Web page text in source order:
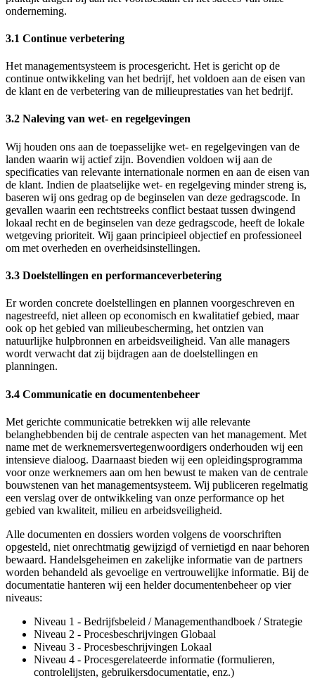
onderneming.
3.1 Continue verbetering
Het managementsysteem is procesgericht. Het is gericht op de
continue ontwikkeling van het bedrijf, het voldoen aan de eisen van
de klant en de verbetering van de milieuprestaties van het bedrijf.
3.2 Naleving van wet- en regelgevingen
Wij houden ons aan de toepasselijke wet- en regelgevingen van de
landen waarin wij actief zijn. Bovendien voldoen wij aan de
specificaties van relevante internationale normen en aan de eisen van
de klant. Indien de plaatselijke wet- en regelgeving minder streng is,
baseren wij ons gedrag op de beginselen van deze gedragscode. In
gevallen waarin een rechtstreeks conflict bestaat tussen dwingend
lokaal recht en de beginselen van deze gedragscode, heeft de lokale
wetgeving prioriteit. Wij gaan principieel objectief en professioneel
om met overheden en overheidsinstellingen.
3.3 Doelstellingen en performanceverbetering
Er worden concrete doelstellingen en plannen voorgeschreven en
nagestreefd, niet alleen op economisch en kwalitatief gebied, maar
ook op het gebied van milieubescherming, het ontzien van
natuurlijke hulpbronnen en arbeidsveiligheid. Van alle managers
wordt verwacht dat zij bijdragen aan de doelstellingen en
planningen.
3.4 Communicatie en documentenbeheer
Met gerichte communicatie betrekken wij alle relevante
belanghebbenden bij de centrale aspecten van het management. Met
name met de werknemersvertegenwoordigers onderhouden wij een
intensieve dialoog. Daarnaast bieden wij een opleidingsprogramma
voor onze werknemers aan om hen bewust te maken van de centrale
bouwstenen van het managementsysteem. Wij publiceren regelmatig
een verslag over de ontwikkeling van onze performance op het
gebied van kwaliteit, milieu en arbeidsveiligheid.
Alle documenten en dossiers worden volgens de voorschriften
opgesteld, niet onrechtmatig gewijzigd of vernietigd en naar behoren
bewaard. Handelsgeheimen en zakelijke informatie van de partners
worden behandeld als gevoelige en vertrouwelijke informatie. Bij de
documentatie hanteren wij een helder documentenbeheer op vier
niveaus:
Niveau 1 - Bedrijfsbeleid / Managementhandboek / Strategie
Niveau 2 - Procesbeschrijvingen Globaal
Niveau 3 - Procesbeschrijvingen Lokaal
Niveau 4 - Procesgerelateerde informatie (formulieren,
controlelijsten, gebruikersdocumentatie, enz.)